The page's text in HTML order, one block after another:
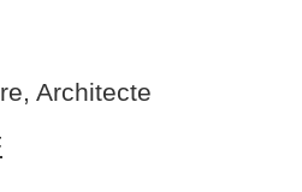
Architecte